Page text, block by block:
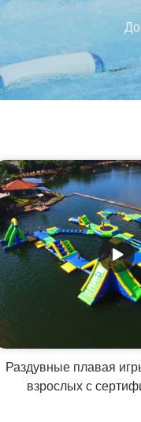
Раздувные плавая
взрослых с